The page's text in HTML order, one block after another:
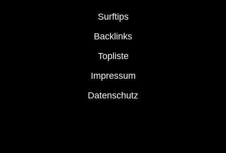
Surftips
Backlinks
Topliste
Impressum
Datenschutz